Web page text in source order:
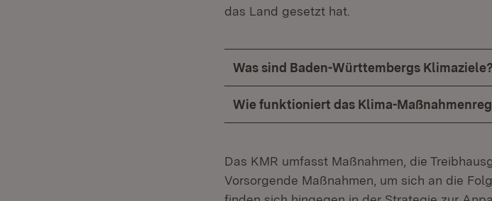
das Land gesetzt hat.
Was sind Baden-Württembergs Klimaziele?
Wie funktioniert das Klima-
Das KMR umfasst Maßnahmen, die
Vorsorgende Maßnahmen, um sich an die